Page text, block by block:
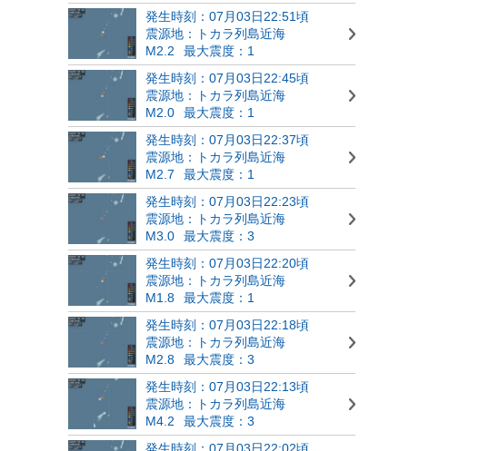
発生時刻：07月03日22:51頃
震源地：トカラ列島近海
M2.2
最大震度：1
発生時刻：07月03日22:45頃
震源地：トカラ列島近海
M2.0
最大震度：1
発生時刻：07月03日22:37頃
震源地：トカラ列島近海
M2.7
最大震度：1
発生時刻：07月03日22:23頃
震源地：トカラ列島近海
M3.0
最大震度：3
発生時刻：07月03日22:20頃
震源地：トカラ列島近海
M1.8
最大震度：1
発生時刻：07月03日22:18頃
震源地：トカラ列島近海
M2.8
最大震度：3
発生時刻：07月03日22:13頃
震源地：トカラ列島近海
M4.2
最大震度：3
発生時刻：07月03日22:02頃